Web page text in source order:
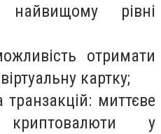
рівні
отримати
картку;
миттєве
криптовалюти у